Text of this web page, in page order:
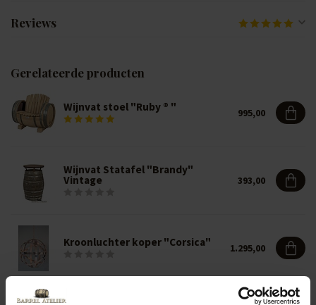
Reviews
Gerelateerde producten
Wijnvat stoel "Ruby ® " 995,00
Wijnvat Statafel "Brandy"
Vintage 393,00
Kroonluchter koper "Corsica" 1.295,00